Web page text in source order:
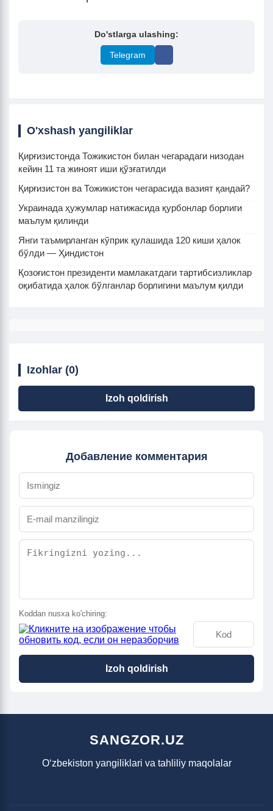
Do'stlarga ulashing:
Telegram
O'xshash yangiliklar
Қирғизистонда Тожикистон билан чегарадаги низодан
кейин 11 та жиноят иши қўзғатилди
Қирғизистон ва Тожикистон чегарасида вазият қандай?
Украинада ҳужумлар натижасида қурбонлар борлиги
маълум қилинди
Янги таъмирланган кўприк қулашида 120 киши ҳалок
бўлди — Ҳиндистон
Қозоғистон президенти мамлакатдаги тартибсизликлар
оқибатида ҳалок бўлганлар борлигини маълум қилди
Izohlar (0)
Izoh qoldirish
Добавление комментария
Koddan nusxa ko'chiring:
Izoh qoldirish
SANGZOR.UZ
O‘zbekiston yangiliklari va tahliliy maqolalar